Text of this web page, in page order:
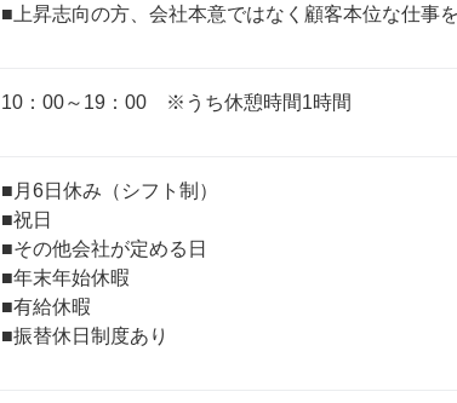
10：00～19：00　※うち休憩時間1時間
■月6日休み（シフト制）
■祝日
■その他会社が定める日
■年末年始休暇
■有給休暇